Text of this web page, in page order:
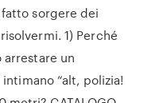
sorgere dei
1) Perché
un
“alt, polizia!